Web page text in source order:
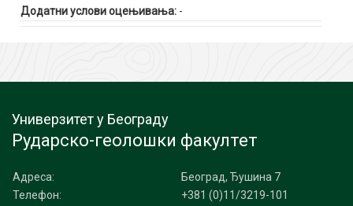
Додатни услови оцењивања: -
Универзитет у Београду
Рударско-геолошки факултет
Адреса:
Београд, Ђушина 7
Телефон:
+381 (0)11/3219-101